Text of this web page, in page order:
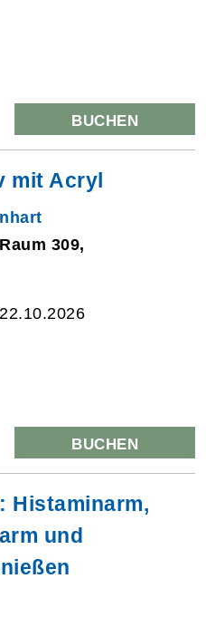
BUCHEN
mit Acryl
309,
BUCHEN
Histaminarm,
und